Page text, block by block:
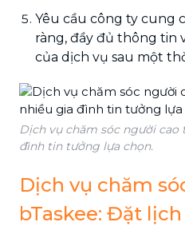
Yêu cầu công ty cung
ràng, đầy đủ thông tin
của dịch vụ sau một
Dịch vụ chăm sóc người
đình tin tưởng lựa chọn.
Dịch vụ chăm
bTaskee: Đặt